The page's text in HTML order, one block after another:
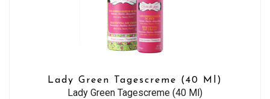
Lady Green Tagescreme (40 Ml)
Lady Green Tagescreme (40 Ml)